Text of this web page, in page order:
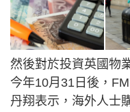
然後對於投資英國物
今年10月31日後，
丹翔表示，海外人士